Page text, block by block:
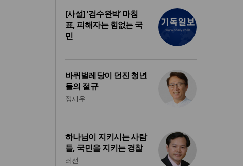
[사설] ‘검수완박’ 마침
표, 피해자는 힘없는 국
민
바퀴벌레당이 던진 청년
들의 절규
정재우
하나님이 지키시는 사람
들, 국민을 지키는 경찰
최선